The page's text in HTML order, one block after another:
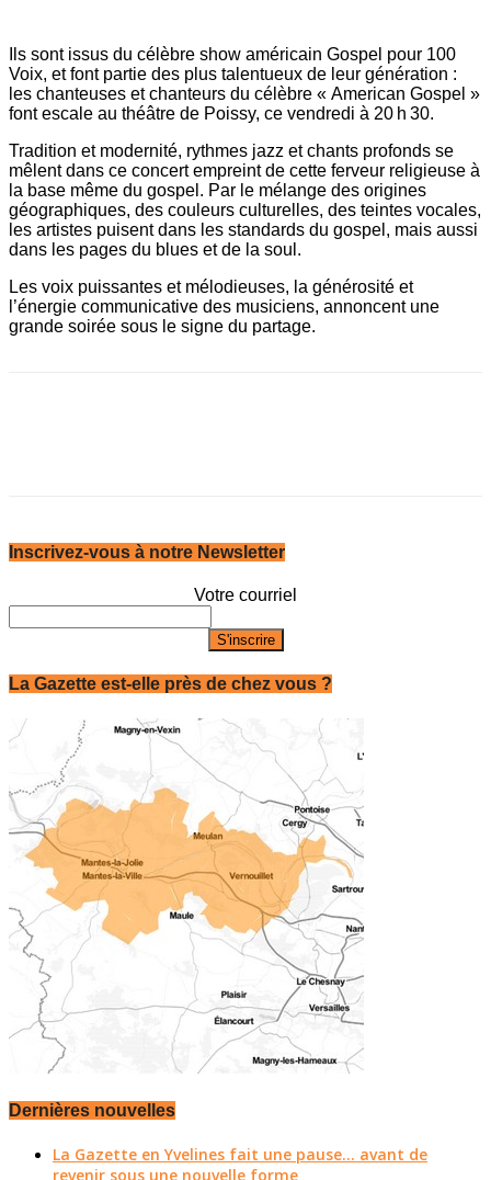
Ils sont issus du célèbre show américain Gospel pour 100
Voix, et font partie des plus talentueux de leur génération :
les chanteuses et chanteurs du célèbre « American Gospel »
font escale au théâtre de Poissy, ce vendredi à 20 h 30.
Tradition et modernité, rythmes jazz et chants profonds se
mêlent dans ce concert empreint de cette ferveur religieuse à
la base même du gospel. Par le mélange des origines
géographiques, des couleurs culturelles, des teintes vocales,
les artistes puisent dans les standards du gospel, mais aussi
dans les pages du blues et de la soul.
Les voix puissantes et mélodieuses, la générosité et
l’énergie communicative des musiciens, annoncent une
grande soirée sous le signe du partage.
Inscrivez-vous à notre Newsletter
Votre courriel
La Gazette est-elle près de chez vous ?
Dernières nouvelles
La Gazette en Yvelines fait une pause... avant de
revenir sous une nouvelle forme